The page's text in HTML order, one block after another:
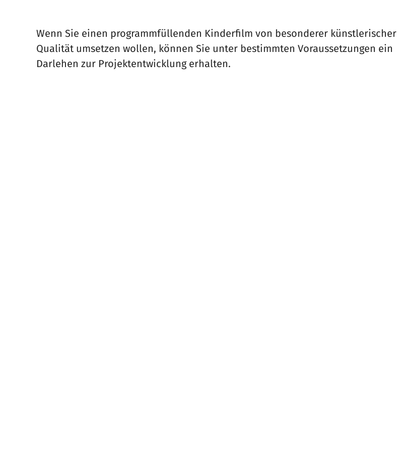
Wenn Sie einen programmfüllenden Kinderfilm von besonderer künstlerischer
Qualität umsetzen wollen, können Sie unter bestimmten Voraussetzungen ein
Darlehen zur Projektentwicklung erhalten.